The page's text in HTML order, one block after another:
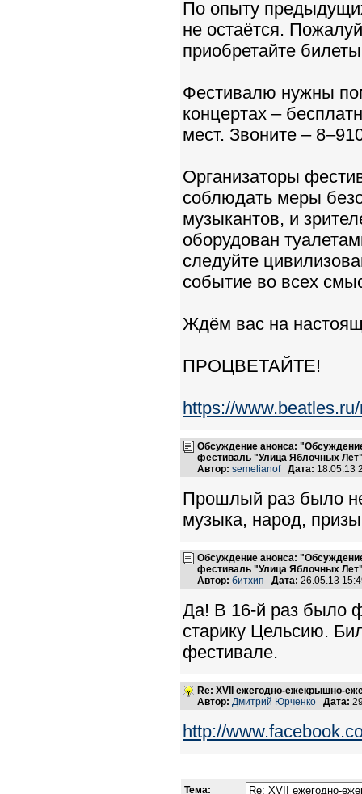
По опыту
не остаётся.
приобретайте
Фестивалю нужны
концертах –
мест. Звоните –
Организаторы
соблюдать меры
музыкантов, и
оборудован
следуйте
событие во всех
Ждём вас на
ПРОЦВЕТАЙТЕ!
https://
Обсуждение анонса:
фестиваль "Улица Яблочных
Автор: semelianof Дата: 18.05.13
Прошлый раз было
музыка, народ,
Обсуждение анонса:
фестиваль "Улица Яблочных
Автор: битхип Дата: 26.05.13
Да! В 16-й раз было
старику Цельсию.
фестивале.
Re: XVII ежегодно-ежекрышно-
Автор: Дмитрий Юрченко Дата:
http://
Тема: